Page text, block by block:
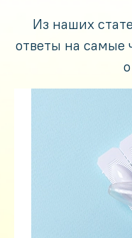
Из наших
ответы на самые